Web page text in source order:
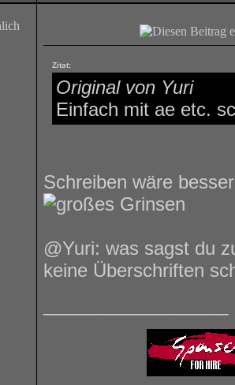
Zitat:
Original von Yuri
Einfach mit ae etc.
Schreiben wäre
@Yuri: was sagst du
keine Überschriften